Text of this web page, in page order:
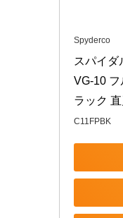
Spyderco
スパイダ
VG-10
ラック
C11FPBK